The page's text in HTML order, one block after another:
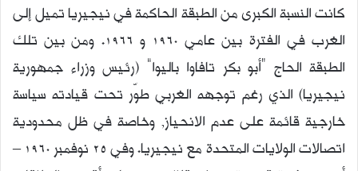
كانت النسبة الكبرى من الطبقة الحاكمة في نيجيريا تميل إلى
الغرب في الفترة بين عامي 1960 و 1966. ومن بين تلك
الطبقة الحاج “أبو بكر تافاوا باليوا” (رئيس وزراء جمهورية
نيجيريا) الذي رغم توجهه الغربي طوّر تحت قيادته سياسة
خارجية قائمة على عدم الانحياز, وخاصة في ظل محدودية
اتصالات الولايات المتحدة مع نيجيريا. وفي 25 نوفمبر 1960 –